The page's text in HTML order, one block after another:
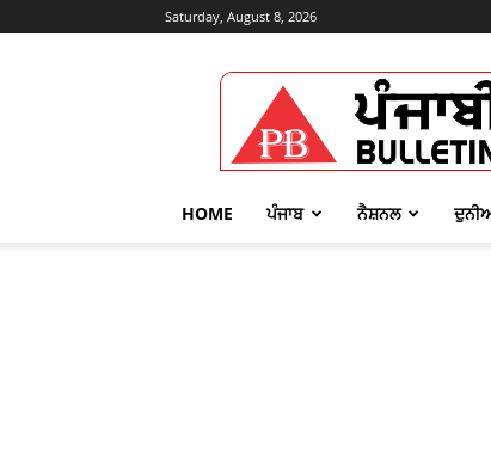
Saturday, August 8, 2026
Punjabi
Bulletin
HOME ਪੰਜਾਬ ਨੈਸ਼ਨਲ